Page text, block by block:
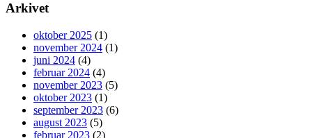
Arkivet
oktober 2025 (1)
november 2024 (1)
juni 2024 (4)
februar 2024 (4)
november 2023 (5)
oktober 2023 (1)
september 2023 (6)
august 2023 (5)
februar 2023 (2)